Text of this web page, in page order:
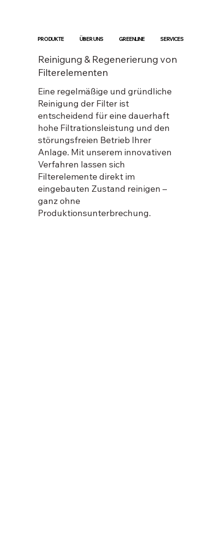
PRODUKTE ÜBER UNS GREENLINE SERVICES
Eine regelmäßige und gründliche
Reinigung der Filter ist
entscheidend für eine dauerhaft
hohe Filtrationsleistung und den
störungsfreien Betrieb Ihrer
Anlage. Mit unserem innovativen
Verfahren lassen sich
Filterelemente direkt im
eingebauten Zustand reinigen –
ganz ohne
Produktionsunterbrechung.
Reinigung & Regenerierung von
Filterelementen